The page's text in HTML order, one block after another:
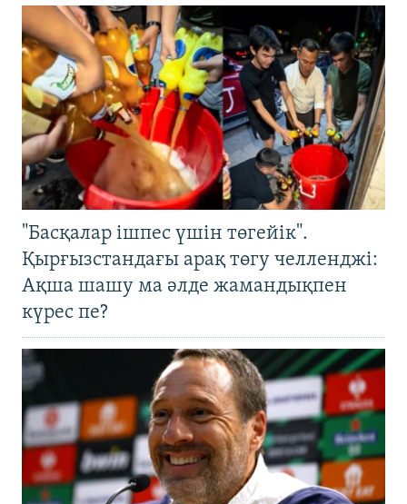
"Басқалар ішпес үшін төгейік".
Қырғызстандағы арақ төгу челленджі:
Ақша шашу ма әлде жамандықпен
күрес пе?